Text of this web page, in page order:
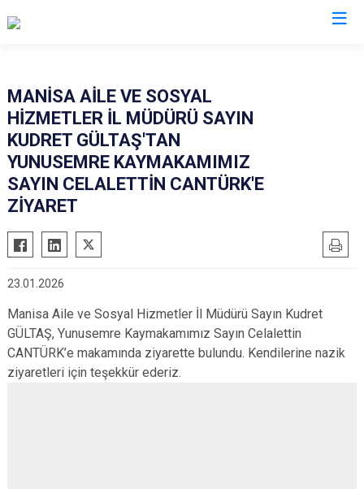
Ahmetli
Akhisar
Alaşehir
Demirci
Gölmarmara
Gördes
Kırkağaç
Kula
Salihli
Sarıgöl
Saruhanlı
Yunusemre
MANİSA AİLE VE SOSYAL
HİZMETLER İL MÜDÜRÜ SAYIN
KUDRET GÜLTAŞ'TAN
YUNUSEMRE KAYMAKAMIMIZ
SAYIN CELALETTİN CANTÜRK'E
ZİYARET
23.01.2026
Manisa Aile ve Sosyal Hizmetler İl Müdürü Sayın Kudret
GÜLTAŞ, Yunusemre Kaymakamımız Sayın Celalettin
CANTÜRK’e makamında ziyarette bulundu. Kendilerine nazik
ziyaretleri için teşekkür ederiz.